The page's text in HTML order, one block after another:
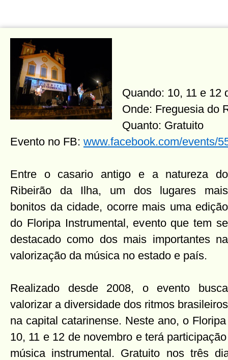
Quando: 10, 11 e 12
Onde: Freguesia do
Quanto: Gratuito
Evento no FB: www.facebook.com/events/
Entre o casario antigo e a natureza do
Ribeirão da Ilha, um dos lugares mais
bonitos da cidade, ocorre mais uma edição
do Floripa Instrumental, evento que tem se
destacado como dos mais importantes na
valorização da música no estado e país.
Realizado desde 2008, o evento busca
valorizar a diversidade dos ritmos brasileiros
na capital catarinense. Neste ano, o
10, 11 e 12 de novembro e terá
música instrumental. Gratuito nos três